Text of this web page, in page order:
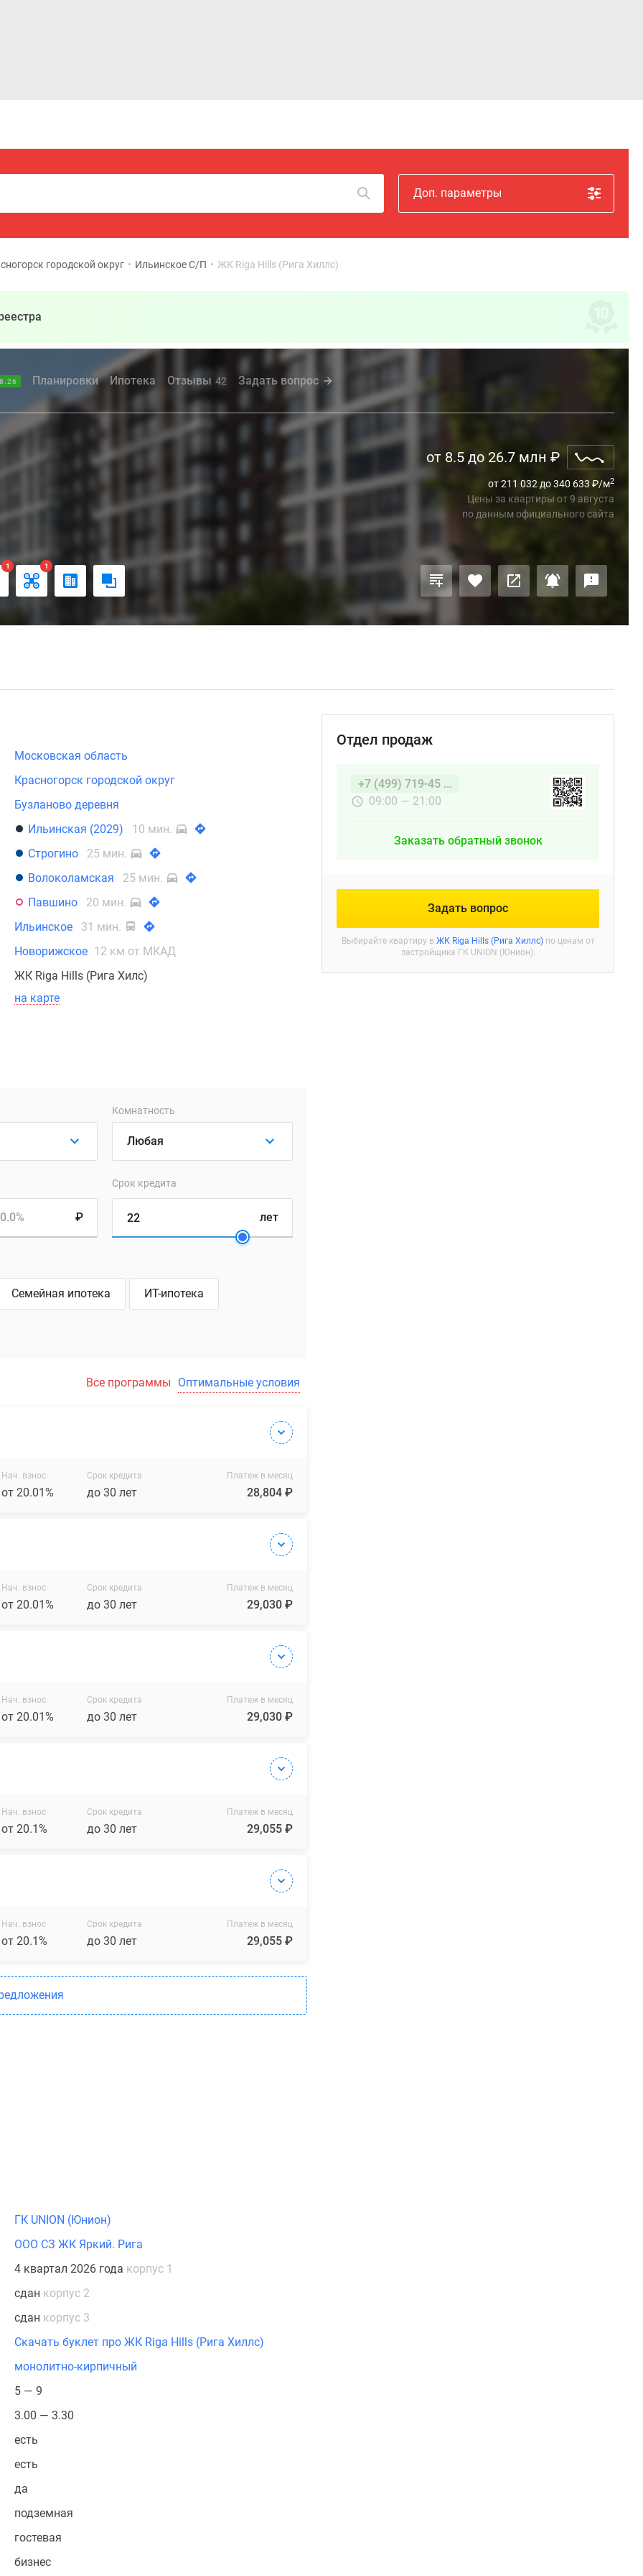
Доп. параметры
городской округ • Ильинское С/П • ЖК Riga Hills (Рига Хиллс)
Планировки Ипотека Отзывы 42 Задать вопрос
от 8.5 до 26.7 млн ₽
от 211 032 до 340 633 ₽/м2
Цены за квартиры от9 августа
по данным официального сайта
1 1
Московская область
Красногорск городской округ
Бузланово деревня
Ильинская (2029)
10 мин.
Строгино
25 мин.
Волоколамская
25 мин.
Павшино
20 мин.
Ильинское
31 мин.
Новорижское 12 км от МКАД
ЖК Riga Hills (Рига Хилс)
на карте
Комнатность
₽
Срок кредита
лет
Семейная ипотека ИТ-ипотека
Все программы Оптимальные условия
Нач. взнос
от 20.01%
Срок кредита
до 30 лет
Платеж в месяц
28,804 ₽
Нач. взнос
от 20.01%
Срок кредита
до 30 лет
Платеж в месяц
29,030 ₽
Нач. взнос
от 20.01%
Срок кредита
до 30 лет
Платеж в месяц
29,030 ₽
Нач. взнос
от 20.1%
Срок кредита
до 30 лет
Платеж в месяц
29,055 ₽
Нач. взнос
от 20.1%
Срок кредита
до 30 лет
Платеж в месяц
29,055 ₽
ГК UNION (Юнион)
ООО СЗ ЖК Яркий. Рига
4 квартал 2026 года корпус 1
сдан корпус 2
сдан корпус 3
Скачать буклет про ЖК Riga Hills (Рига Хиллс)
монолитно-кирпичный
5 — 9
3.00 — 3.30
есть
есть
да
подземная
гостевая
бизнес
Отдел продаж
+7 (499) 719-45 ...
09:00 — 21:00
Заказать обратный звонок
Задать вопрос
Выбирайте квартиру в ЖК Riga Hills (Рига Хиллс)по ценам от
застройщика ГК UNION (Юнион).